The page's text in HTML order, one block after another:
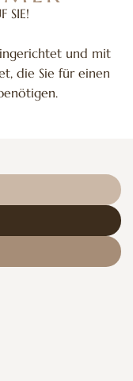
SIE!
und mit
die Sie für einen